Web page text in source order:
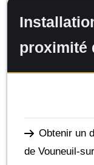
proximité
Obtenir un
de Vouneuil-